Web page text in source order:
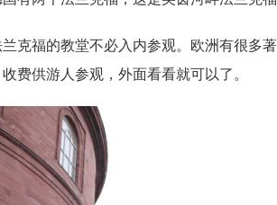
福的教堂不必入内参观。欧洲有很多
费供游人参观，外面看看就可以了。